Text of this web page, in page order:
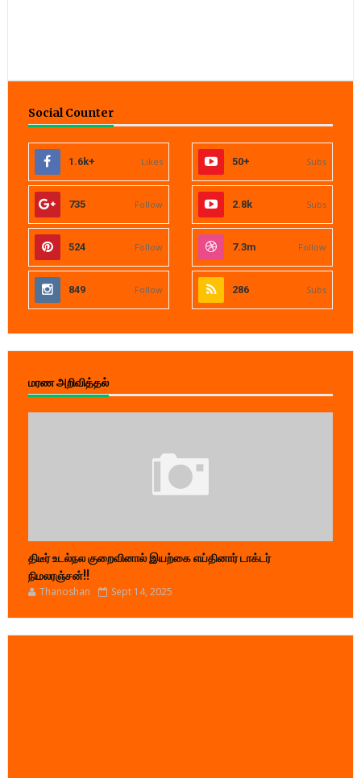
Social Counter
1.6k+ Likes 50+ Subs
735 Follow 2.8k Subs
524 Follow 7.3m Follow
849 Follow 286 Subs
மரண அறிவித்தல்
திடீர் உடல்நல குறைவினால் இயற்கை எய்தினார் டாக்டர்
நிமலரஞ்சன்!!
Thanoshan Sept 14, 2025